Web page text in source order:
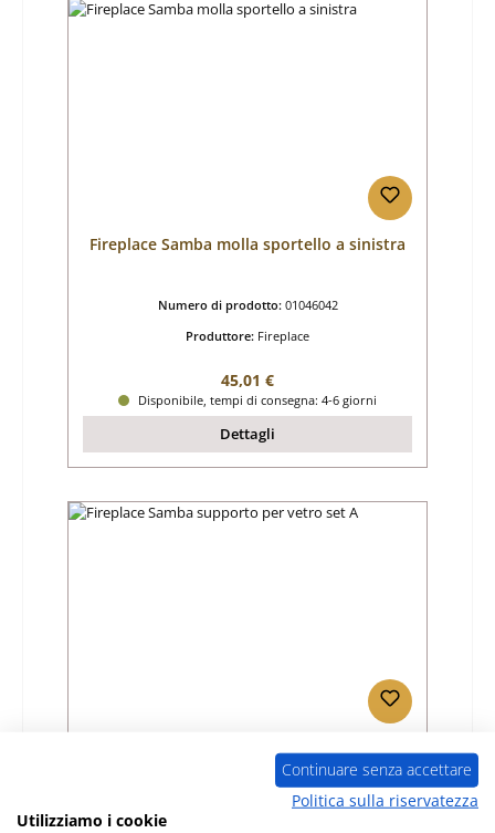
Fireplace Samba molla sportello a sinistra
Numero di prodotto: 01046042
Produttore: Fireplace
Prezzo normale:
45,01 €
Disponibile, tempi di consegna: 4-6 giorni
Dettagli
Fireplace Samba supporto per vetro set A
01046043
Continuare senza accettare
Politica sulla riservatezza
Utilizziamo i cookie